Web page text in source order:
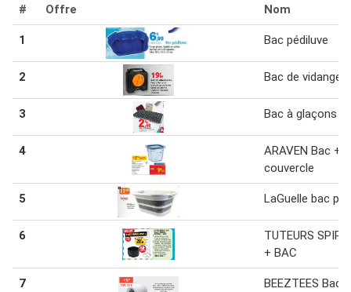
# Offre Nom
1 Bac pédiluve
2 Bac de vidange
3 Bac à glaçons
4
ARAVEN Bac +
couvercle
5 LaGuelle bac
6
TUTEURS
+ BAC
7
BEEZTEES Bac à